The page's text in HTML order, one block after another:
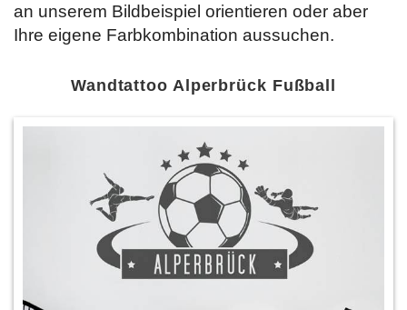
an unserem Bildbeispiel orientieren oder aber
Ihre eigene Farbkombination aussuchen.
Wandtattoo Alperbrück Fußball